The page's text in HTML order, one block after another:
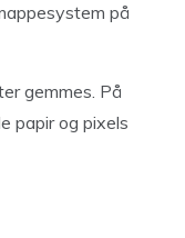
på
gemmes. På
papir og pixels